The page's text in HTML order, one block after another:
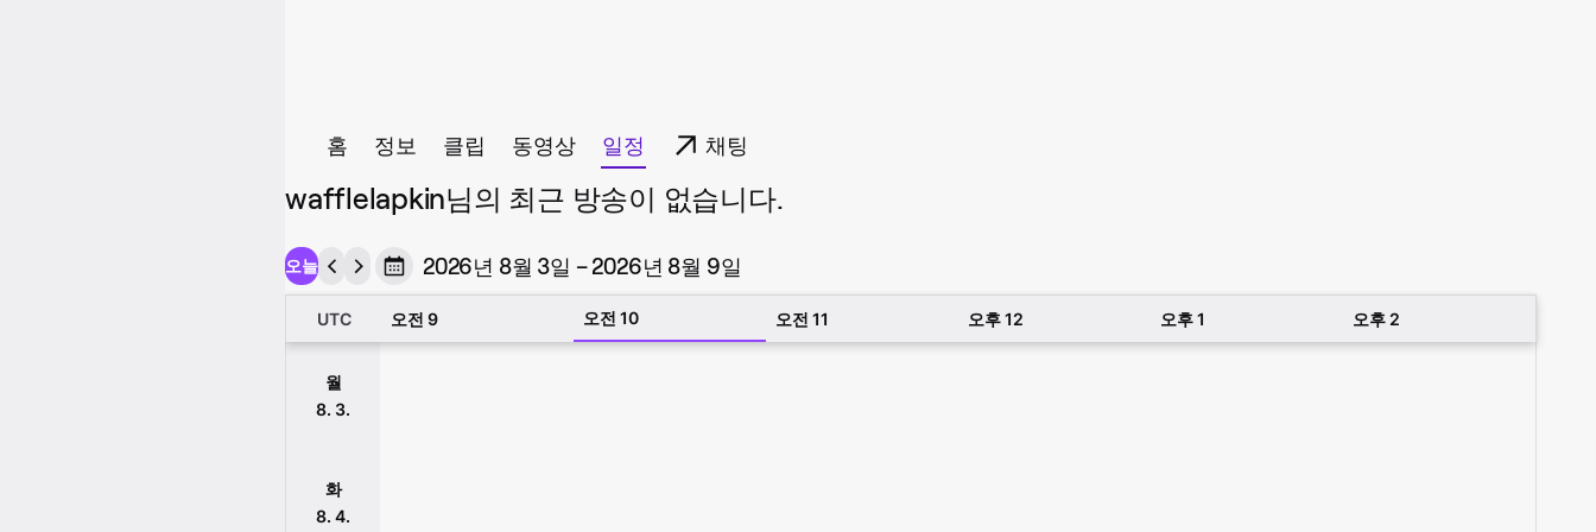
홈 정보 클립 동영상 일정 채팅
wafflelapkin님의 최근 방송이 없습니다.
오늘 2026년 8월 3일 – 2026년 8월 9일
UTC 오전 9 오전 10 오전 11 오후 12 오후 1 오후 2
월
8. 3.
화
8. 4.